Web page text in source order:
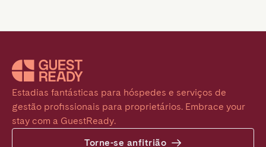
Estadias fantásticas para hóspedes e serviços de
gestão profissionais para proprietários. Embrace your
stay com a GuestReady.
Torne-se anfitrião